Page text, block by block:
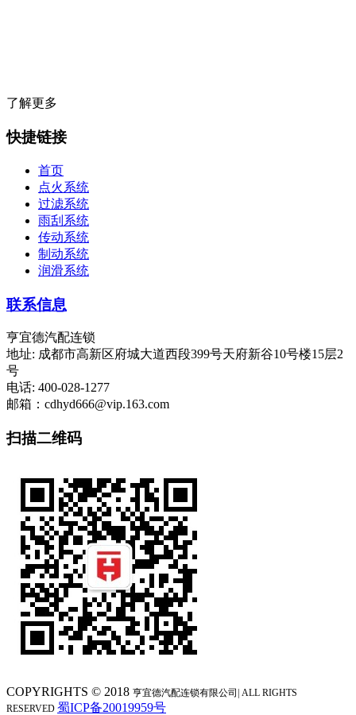
了解更多
快捷链接
首页
点火系统
过滤系统
雨刮系统
传动系统
制动系统
润滑系统
联系信息
亨宜德汽配连锁
地址: 成都市高新区府城大道西段399号天府新谷10号楼15层2
号
电话: 400-028-1277
邮箱：cdhyd666@vip.163.com
扫描二维码
COPYRIGHTS © 2018 亨宜德汽配连锁有限公司| ALL RIGHTS
RESERVED 蜀ICP备20019959号